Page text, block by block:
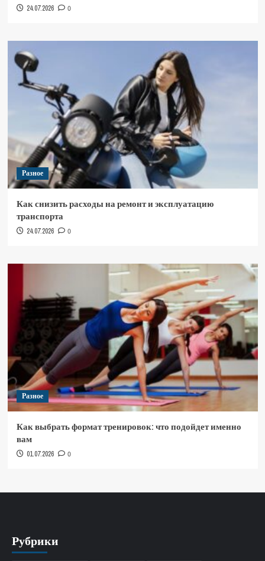
24.07.2026 0
Разное
Как снизить расходы на ремонт и эксплуатацию
транспорта
24.07.2026 0
Разное
Как выбрать формат тренировок: что подойдет именно
вам
01.07.2026 0
Рубрики